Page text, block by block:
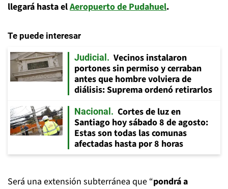
llegará hasta elAeropuerto de Pudahuel.
Te puede interesar
Judicial
Vecinos instalaron
portones sin permiso y cerraban
antes que hombre volviera de
diálisis: Suprema ordenó retirarlos
Nacional
Cortes de luz en
Santiago hoy sábado 8 de agosto:
Estas son todas las comunas
afectadas hasta por 8 horas
Será una extensión subterránea que “pondrá a